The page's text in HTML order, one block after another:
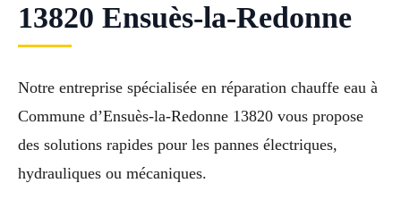
13820 Ensuès-la-Redonne
Notre entreprise spécialisée en réparation chauffe eau à
Commune d’Ensuès-la-Redonne 13820 vous propose
des solutions rapides pour les pannes électriques,
hydrauliques ou mécaniques.